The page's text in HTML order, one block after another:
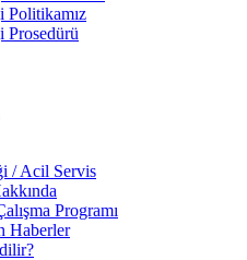
/ Acil Servis
Programı
Haberler